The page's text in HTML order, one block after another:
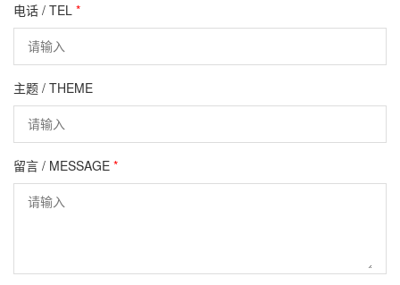
电话 / TEL *
主题 / THEME
留言 / MESSAGE *